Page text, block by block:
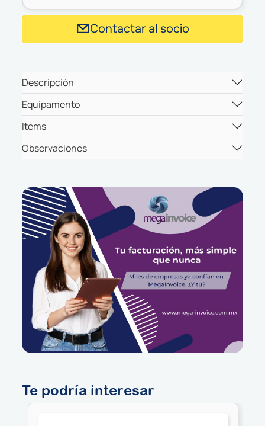
Contactar al socio
Descripción
Equipamento
Items
Observaciones
Te podría interesar